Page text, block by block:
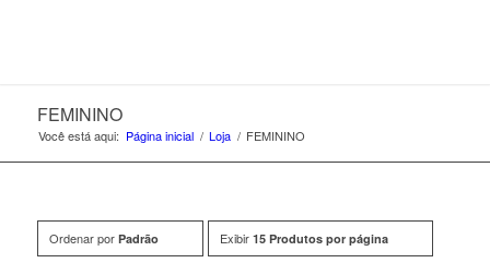
FEMININO
Você está aqui: Página inicial / Loja / FEMININO
Ordenar por Padrão Exibir 15 Produtos por página